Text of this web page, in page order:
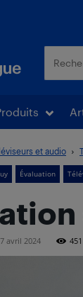
et audio
Évaluation
avril 2024 451